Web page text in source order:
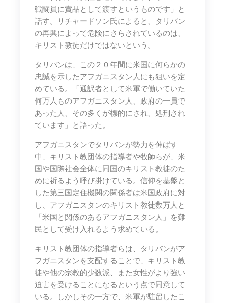
戦闘員に賞品として渡すというものです」と
話す。リチャードソン氏によると、タリバン
の再興によって危険にさらされているのは、
キリスト教徒だけではないという。
タリバンは、この２０年間に米国に何らかの
忠誠を示したアフガニスタン人にも狙いを定
めている。「通訳者として米軍で働いていた
何万人ものアフガニスタン人、政府の一員で
あった人、その多くが標的にされ、処刑され
ています」と語った。
アフガニスタンでタリバンが勢力を伸ばす
中、キリスト教団体の指導者や牧師らが、米
国や国際社会全体に同国のキリスト教徒のた
めに祈るよう呼び掛けている。信仰を基盤と
した第三国定住機関の関係者は米国政府に対
し、アフガニスタンのキリスト教徒数万人と
「米国と関係のあるアフガニスタン人」を難
民として受け入れるよう求めている。
キリスト教団体の指導者らは、タリバンがア
フガニスタンを支配することで、キリスト教
徒や他の宗教的少数派、また女性がより強い
迫害を受けることになるという点で同意して
いる。しかしその一方で、米軍が駐留したこ